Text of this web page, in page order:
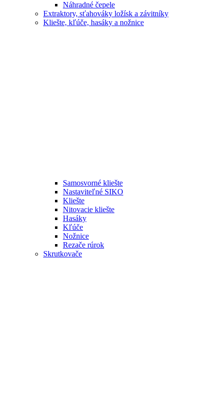
Náhradné čepele
Extraktory, sťahováky ložísk a závitníky
Kliešte, kľúče, hasáky a nožnice
Samosvorné kliešte
Nastaviteľné SIKO
Kliešte
Nitovacie kliešte
Hasáky
Kľúče
Nožnice
Rezače rúrok
Skrutkovače